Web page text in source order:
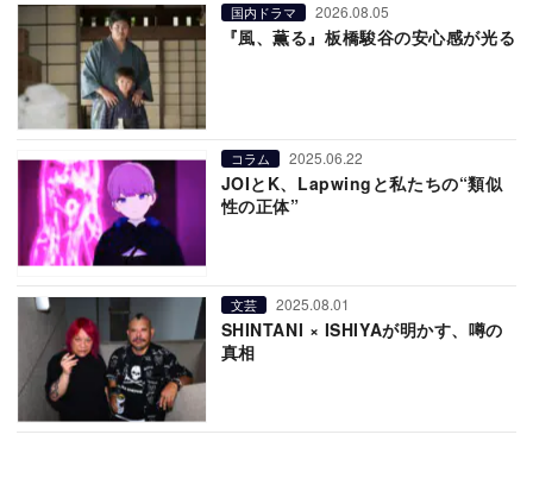
国内ドラマ 2026.08.05
『風、薫る』板橋駿谷の安心感が光る
コラム 2025.06.22
JOIとK、Lapwingと私たちの“類似
性の正体”
文芸 2025.08.01
SHINTANI × ISHIYAが明かす、噂の
真相